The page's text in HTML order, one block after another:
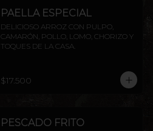
PAELLA ESPECIAL
DELICIOSO ARROZ CON PULPO,
CAMARÓN, POLLO, LOMO, CHORIZO Y
TOQUES DE LA CASA.
$17.500
PESCADO FRITO